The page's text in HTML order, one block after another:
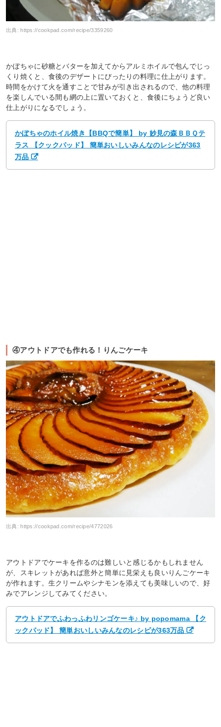
出典:https://cookpad.com/recipe/3359260
かぼちゃに砂糖とバターを加えてからアルミホイルで包んでじっ
くり焼くと、食後のデザートにぴったりの料理に仕上がります。
時間をかけて火を通すことで甘みが引き出されるので、他の料理
を楽しんでいる間も網の上に置いておくと、食後にちょうど良い
仕上がりになるでしょう。
かぼちゃのホイル焼き【BBQで簡単】 by 妙見の森ＢＢＱテ
ラス 【クックパッド】 簡単おいしいみんなのレシピが363
万品
④アウトドアでも作れる！りんごケーキ
出典:https://cookpad.com/recipe/4772026
アウトドアでケーキを作るのは難しいと感じるかもしれません
が、スキレットがあれば意外と簡単に見栄えも良いりんごケーキ
が作れます。生クリームやシナモンを添えても美味しいので、好
みでアレンジしてみてください。
アウトドアでふわっふわリンゴケーキ♪ by popomama 【ク
ックパッド】 簡単おいしいみんなのレシピが363万品